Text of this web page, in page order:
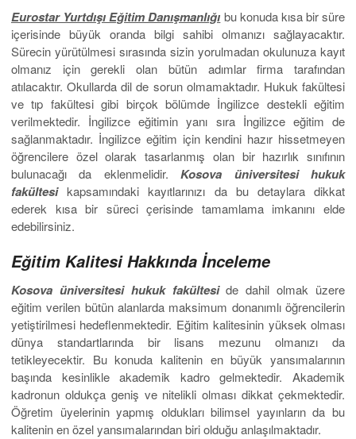
Eurostar Yurtdışı Eğitim Danışmanlığı bu konuda kısa bir süre
içerisinde büyük oranda bilgi sahibi olmanızı sağlayacaktır.
Sürecin yürütülmesi sırasında sizin yorulmadan okulunuza kayıt
olmanız için gerekli olan bütün adımlar firma tarafından
atılacaktır. Okullarda dil de sorun olmamaktadır. Hukuk fakültesi
ve tıp fakültesi gibi birçok bölümde İngilizce destekli eğitim
verilmektedir. İngilizce eğitimin yanı sıra İngilizce eğitim de
sağlanmaktadır. İngilizce eğitim için kendini hazır hissetmeyen
öğrencilere özel olarak tasarlanmış olan bir hazırlık sınıfının
bulunacağı da eklenmelidir.Kosova üniversitesi hukuk
fakültesikapsamındaki kayıtlarınızı da bu detaylara dikkat
ederek kısa bir süreci çerisinde tamamlama imkanını elde
edebilirsiniz.
Eğitim Kalitesi Hakkında İnceleme
Kosova üniversitesi hukuk fakülteside dahil olmak üzere
eğitim verilen bütün alanlarda maksimum donanımlı öğrencilerin
yetiştirilmesi hedeflenmektedir. Eğitim kalitesinin yüksek olması
dünya standartlarında bir lisans mezunu olmanızı da
tetikleyecektir. Bu konuda kalitenin en büyük yansımalarının
başında kesinlikle akademik kadro gelmektedir. Akademik
kadronun oldukça geniş ve nitelikli olması dikkat çekmektedir.
Öğretim üyelerinin yapmış oldukları bilimsel yayınların da bu
kalitenin en özel yansımalarından biri olduğu anlaşılmaktadır.